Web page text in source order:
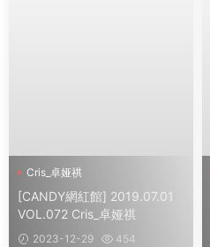
Cris_卓娅祺
[CANDY網紅館] 2019.07.01
VOL.072 Cris_卓娅祺
2023-12-29 454